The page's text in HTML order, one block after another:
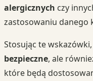
alergicznych czy
zastosowaniu danego
Stosując te
bezpieczne, ale
które będą